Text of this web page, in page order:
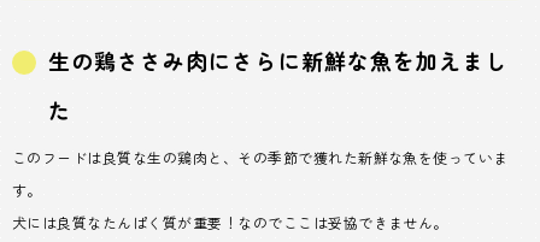
生の鶏ささみ肉にさらに新鮮な魚を加えまし
た
このフードは良質な生の鶏肉と、その季節で獲れた新鮮な魚を使っていま
す。
犬には良質なたんぱく質が重要！なのでここは妥協できません。